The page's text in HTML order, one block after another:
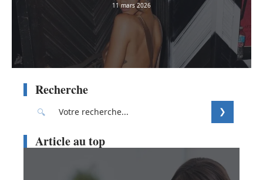
11 mars 2026
Recherche
Article au top